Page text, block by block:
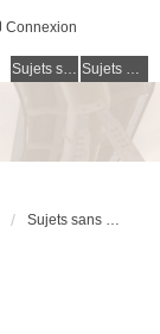
Connexion
Sujets sans réponse Sujets actifs
Sujets sans réponse